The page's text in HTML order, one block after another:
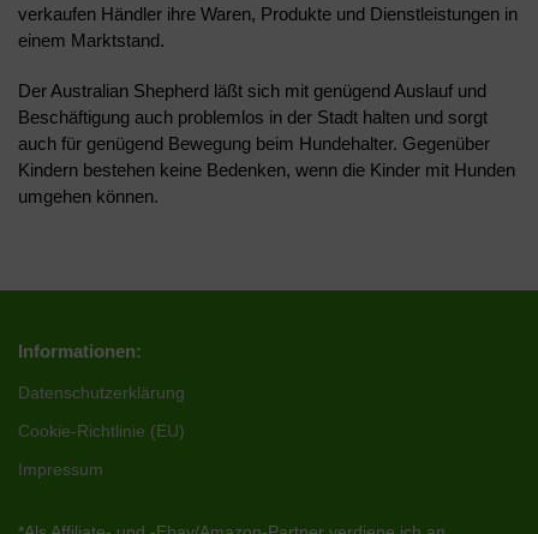
verkaufen Händler ihre Waren, Produkte und Dienstleistungen in
einem Marktstand.
Der Australian Shepherd läßt sich mit genügend Auslauf und
Beschäftigung auch problemlos in der Stadt halten und sorgt
auch für genügend Bewegung beim Hundehalter. Gegenüber
Kindern bestehen keine Bedenken, wenn die Kinder mit Hunden
umgehen können.
Informationen:
Datenschutzerklärung
Cookie-Richtlinie (EU)
Impressum